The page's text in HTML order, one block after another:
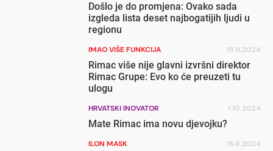
Došlo je do promjena: Ovako sada
izgleda lista deset najbogatijih ljudi u
regionu
IMAO VIŠE FUNKCIJA 15.11.2024
Rimac više nije glavni izvršni direktor
Rimac Grupe: Evo ko će preuzeti tu
ulogu
HRVATSKI INOVATOR 1.10.2024
Mate Rimac ima novu djevojku?
ILON MASK 15.9.2024